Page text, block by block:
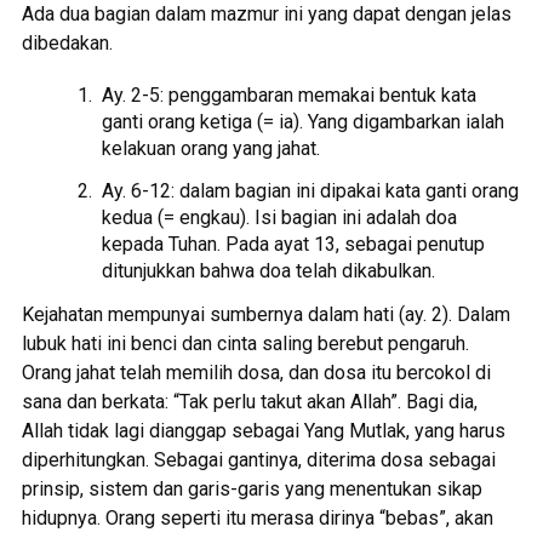
Ada dua bagian dalam mazmur ini yang dapat dengan jelas
dibedakan.
Ay. 2-5: penggambaran memakai bentuk kata
ganti orang ketiga (= ia). Yang digambarkan ialah
kelakuan orang yang jahat.
Ay. 6-12: dalam bagian ini dipakai kata ganti orang
kedua (= engkau). Isi bagian ini adalah doa
kepada Tuhan. Pada ayat 13, sebagai penutup
ditunjukkan bahwa doa telah dikabulkan.
Kejahatan mempunyai sumbernya dalam hati (ay. 2). Dalam
lubuk hati ini benci dan cinta saling berebut pengaruh.
Orang jahat telah memilih dosa, dan dosa itu bercokol di
sana dan berkata: “Tak perlu takut akan Allah”. Bagi dia,
Allah tidak lagi dianggap sebagai Yang Mutlak, yang harus
diperhitungkan. Sebagai gantinya, diterima dosa sebagai
prinsip, sistem dan garis-garis yang menentukan sikap
hidupnya. Orang seperti itu merasa dirinya “bebas”, akan